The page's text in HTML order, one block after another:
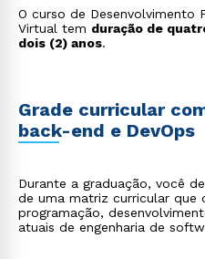
O curso de Desenvolvimento
Virtual tem duração de
dois (2) anos.
Grade curricular
back-end e DevOps
Durante a graduação, você
de uma matriz curricular que
programação,
atuais de engenharia de